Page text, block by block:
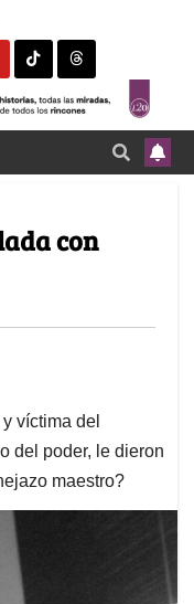
con
víctima del
del poder, le dieron
maestro?